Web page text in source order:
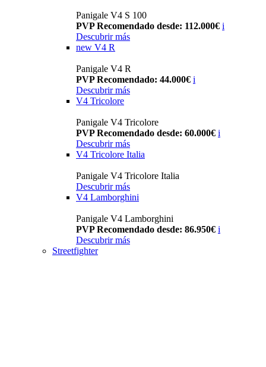
Panigale V4 S 100
PVP Recomendado desde: 112.000€ i
Descubrir más
new V4 R
Panigale V4 R
PVP Recomendado: 44.000€ i
Descubrir más
V4 Tricolore
Panigale V4 Tricolore
PVP Recomendado desde: 60.000€ i
Descubrir más
V4 Tricolore Italia
Panigale V4 Tricolore Italia
Descubrir más
V4 Lamborghini
Panigale V4 Lamborghini
PVP Recomendado desde: 86.950€ i
Descubrir más
Streetfighter